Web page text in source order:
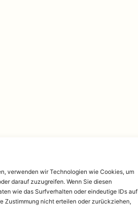
verwenden wir Technologien wie Cookies, um
darauf zuzugreifen. Wenn Sie diesen
wie das Surfverhalten oder eindeutige IDs auf
Zustimmung nicht erteilen oder zurückziehen,